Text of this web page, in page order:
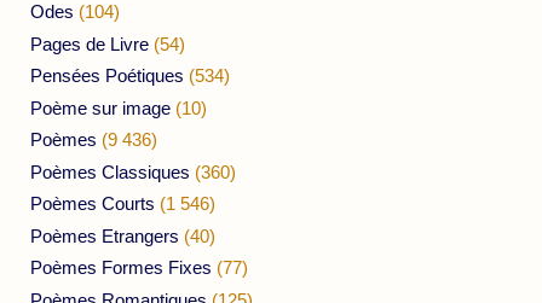
Odes (104)
Pages de Livre (54)
Pensées Poétiques (534)
Poème sur image (10)
Poèmes (9 436)
Poèmes Classiques (360)
Poèmes Courts (1 546)
Poèmes Etrangers (40)
Poèmes Formes Fixes (77)